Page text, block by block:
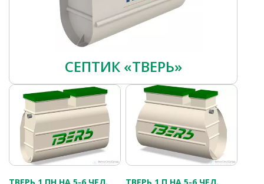
СЕПТИК «ТВЕРЬ»
ТВЕРЬ 1 ПН НА 5-6 ЧЕЛ. ТВЕРЬ 1 П НА 5-6 ЧЕЛ.